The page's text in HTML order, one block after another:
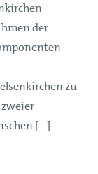
der
zu
[...]